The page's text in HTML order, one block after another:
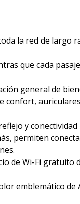
la red de largo
que cada
general de
confort,
y conectividad
permiten
de Wi-Fi gratuito
emblemático de